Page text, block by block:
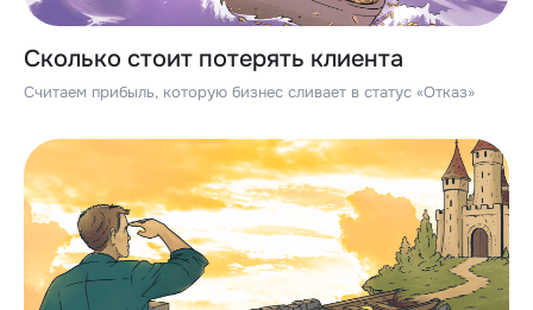
Сколько стоит потерять клиента
Считаем прибыль, которую бизнес сливает в статус «Отказ»